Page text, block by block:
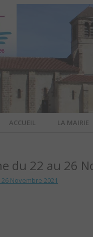
ACCUEIL LA MAIRIE
du 22 au 26
Novembre 2021